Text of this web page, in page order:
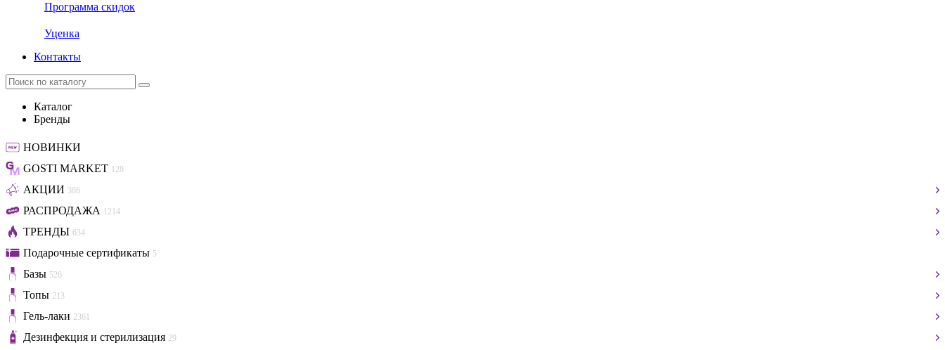
Программа скидок
Уценка
Контакты
Каталог
Бренды
НОВИНКИ
GOSTI MARKET 128
АКЦИИ 386
РАСПРОДАЖА 1214
ТРЕНДЫ 634
Подарочные сертификаты 5
Базы 526
Топы 213
Гель-лаки 2361
Дезинфекция и стерилизация 29